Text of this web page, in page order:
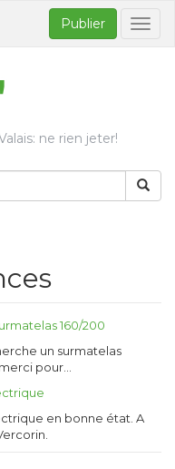
Publier
ne rien jeter!
160/200
un surmatelas
pour…
en bonne état. A